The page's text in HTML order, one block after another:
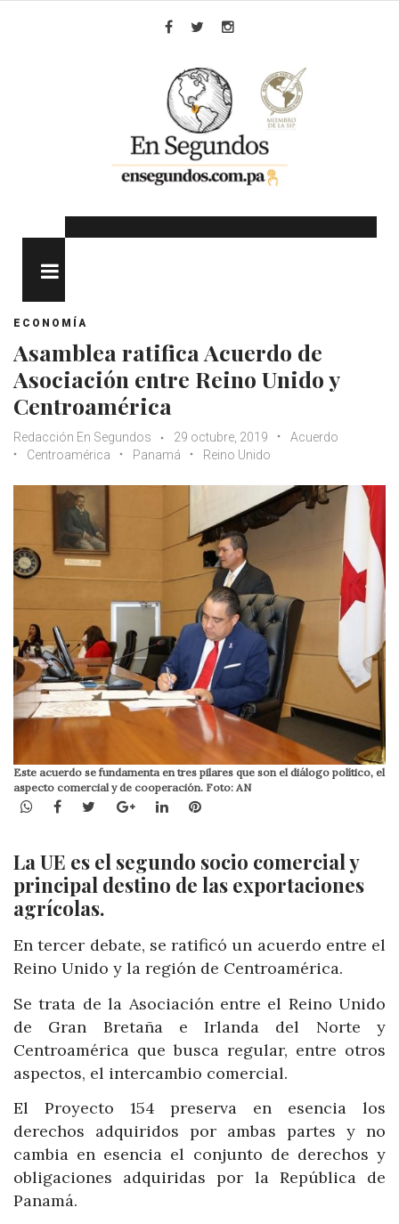
ECONOMÍA
Asamblea ratifica Acuerdo de
Asociación entre Reino Unido y
Centroamérica
Redacción En Segundos 29 octubre, 2019
Acuerdo
Centroamérica
Panamá Reino Unido
Este acuerdo se fundamenta en tres pilares que son el diálogo político, el
aspecto comercial y de cooperación. Foto: AN
WhatsApp
Facebook
TwitterGoogle+LinkedInPinterest
La UE es el segundo socio comercial y
principal destino de las exportaciones
agrícolas.
En tercer debate, se ratificó un acuerdo entre el
Reino Unido y la región de Centroamérica.
Se trata de la Asociación entre el Reino Unido
de Gran Bretaña e Irlanda del Norte y
Centroamérica que busca regular, entre otros
aspectos, el intercambio comercial.
El Proyecto 154 preserva en esencia los
derechos adquiridos por ambas partes y no
cambia en esencia el conjunto de derechos y
obligaciones adquiridas por la República de
Panamá.